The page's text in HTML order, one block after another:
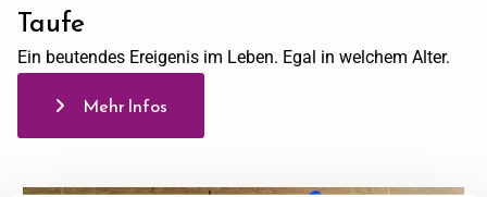
Taufe
Ein beutendes Ereigenis im Leben. Egal in welchem Alter.
Mehr Infos